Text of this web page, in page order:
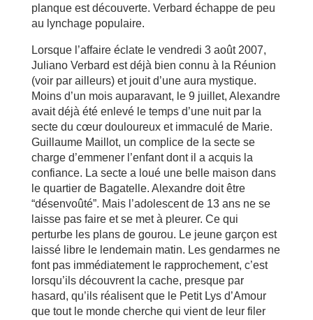
planque est découverte. Verbard échappe de peu
au lynchage populaire.
Lorsque l’affaire éclate le vendredi 3 août 2007,
Juliano Verbard est déjà bien connu à la Réunion
(voir par ailleurs) et jouit d’une aura mystique.
Moins d’un mois auparavant, le 9 juillet, Alexandre
avait déjà été enlevé le temps d’une nuit par la
secte du cœur douloureux et immaculé de Marie.
Guillaume Maillot, un complice de la secte se
charge d’emmener l’enfant dont il a acquis la
confiance. La secte a loué une belle maison dans
le quartier de Bagatelle. Alexandre doit être
“désenvoûté”. Mais l’adolescent de 13 ans ne se
laisse pas faire et se met à pleurer. Ce qui
perturbe les plans de gourou. Le jeune garçon est
laissé libre le lendemain matin. Les gendarmes ne
font pas immédiatement le rapprochement, c’est
lorsqu’ils découvrent la cache, presque par
hasard, qu’ils réalisent que le Petit Lys d’Amour
que tout le monde cherche qui vient de leur filer